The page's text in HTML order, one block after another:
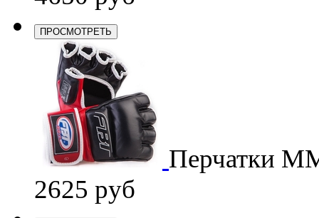
ПРОСМОТРЕТЬ
Перчатки
2625 руб